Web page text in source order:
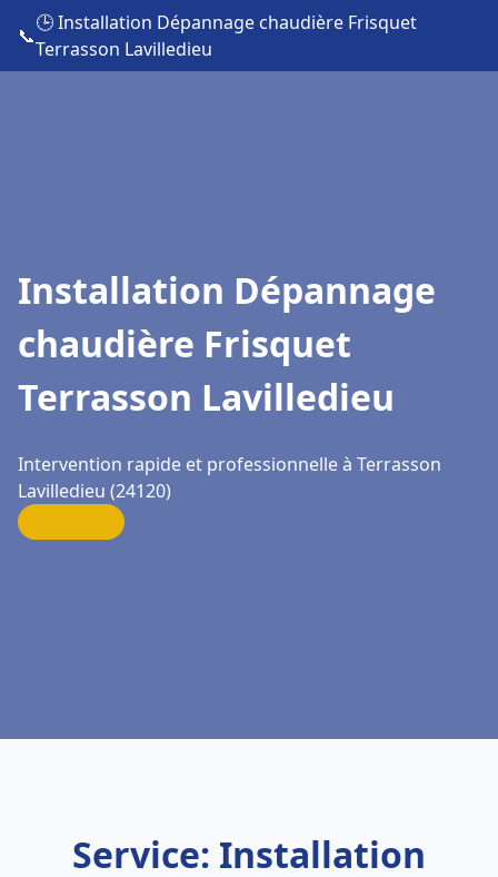
📞
🕒 Installation Dépannage chaudière Frisquet
Terrasson Lavilledieu
Installation Dépannage
chaudière Frisquet
Terrasson Lavilledieu
Intervention rapide et professionnelle à Terrasson
Lavilledieu (24120)
Service: Installation